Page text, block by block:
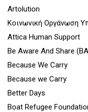
Artolution
Κοινωνική Οργάνωση
Attica Human Support
Be Aware And Share
Because We Carry
Because we Carry
Better Days
Boat Refugee